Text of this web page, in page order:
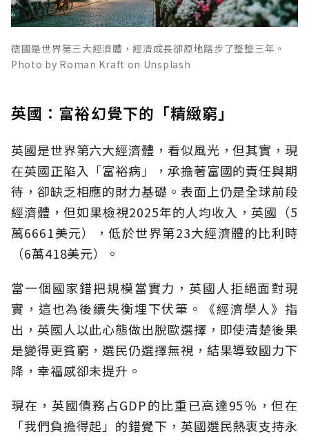
德國是世界第三大經濟體，經濟成長卻原地踏步了整整三年。
Photo by Roman Kraft on Unsplash
英國：富裕幻覺下的「精緻窮」
英國是世界第六大經濟體，看似風光，但其實，現
在英國正陷入「富裕病」，承擔著富國的責任與期
待，卻缺乏相應的財力基礎。表面上仍是全球前段
經濟體，但如果檢視2025年的人均收入，英國（5
萬6661美元），低於世界第23大經濟體的比利時
（6萬418美元）。
當一個國家錯把規模當實力，英國人拒絕面對現
實，這也為後續失衡埋下伏筆。《經濟學人》指
出，英國人以此心態做出脫歐選擇，即使清楚後果
是變得更貧窮，選民仍選擇無視，結果導致國力下
降，幸福感卻未提升。
現在，英國債務占GDP的比重已高達95％，但在
「我們負擔得起」的錯覺下，英國選民熱衷支持永